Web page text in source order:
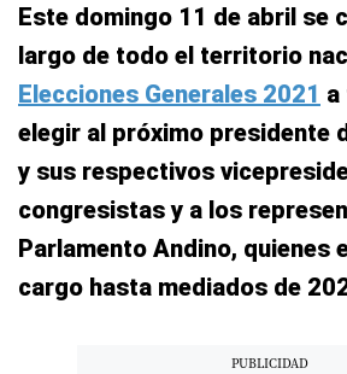
Este domingo 11 de abril se
largo de todo el territorio
Elecciones Generales 2021 a
elegir al próximo presidente
y sus respectivos
congresistas y a los
Parlamento Andino, quienes
cargo hasta mediados de